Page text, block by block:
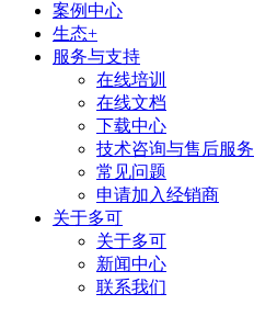
案例中心
生态+
服务与支持
在线培训
在线文档
下载中心
技术咨询与售后服务
常见问题
申请加入经销商
关于多可
关于多可
新闻中心
联系我们